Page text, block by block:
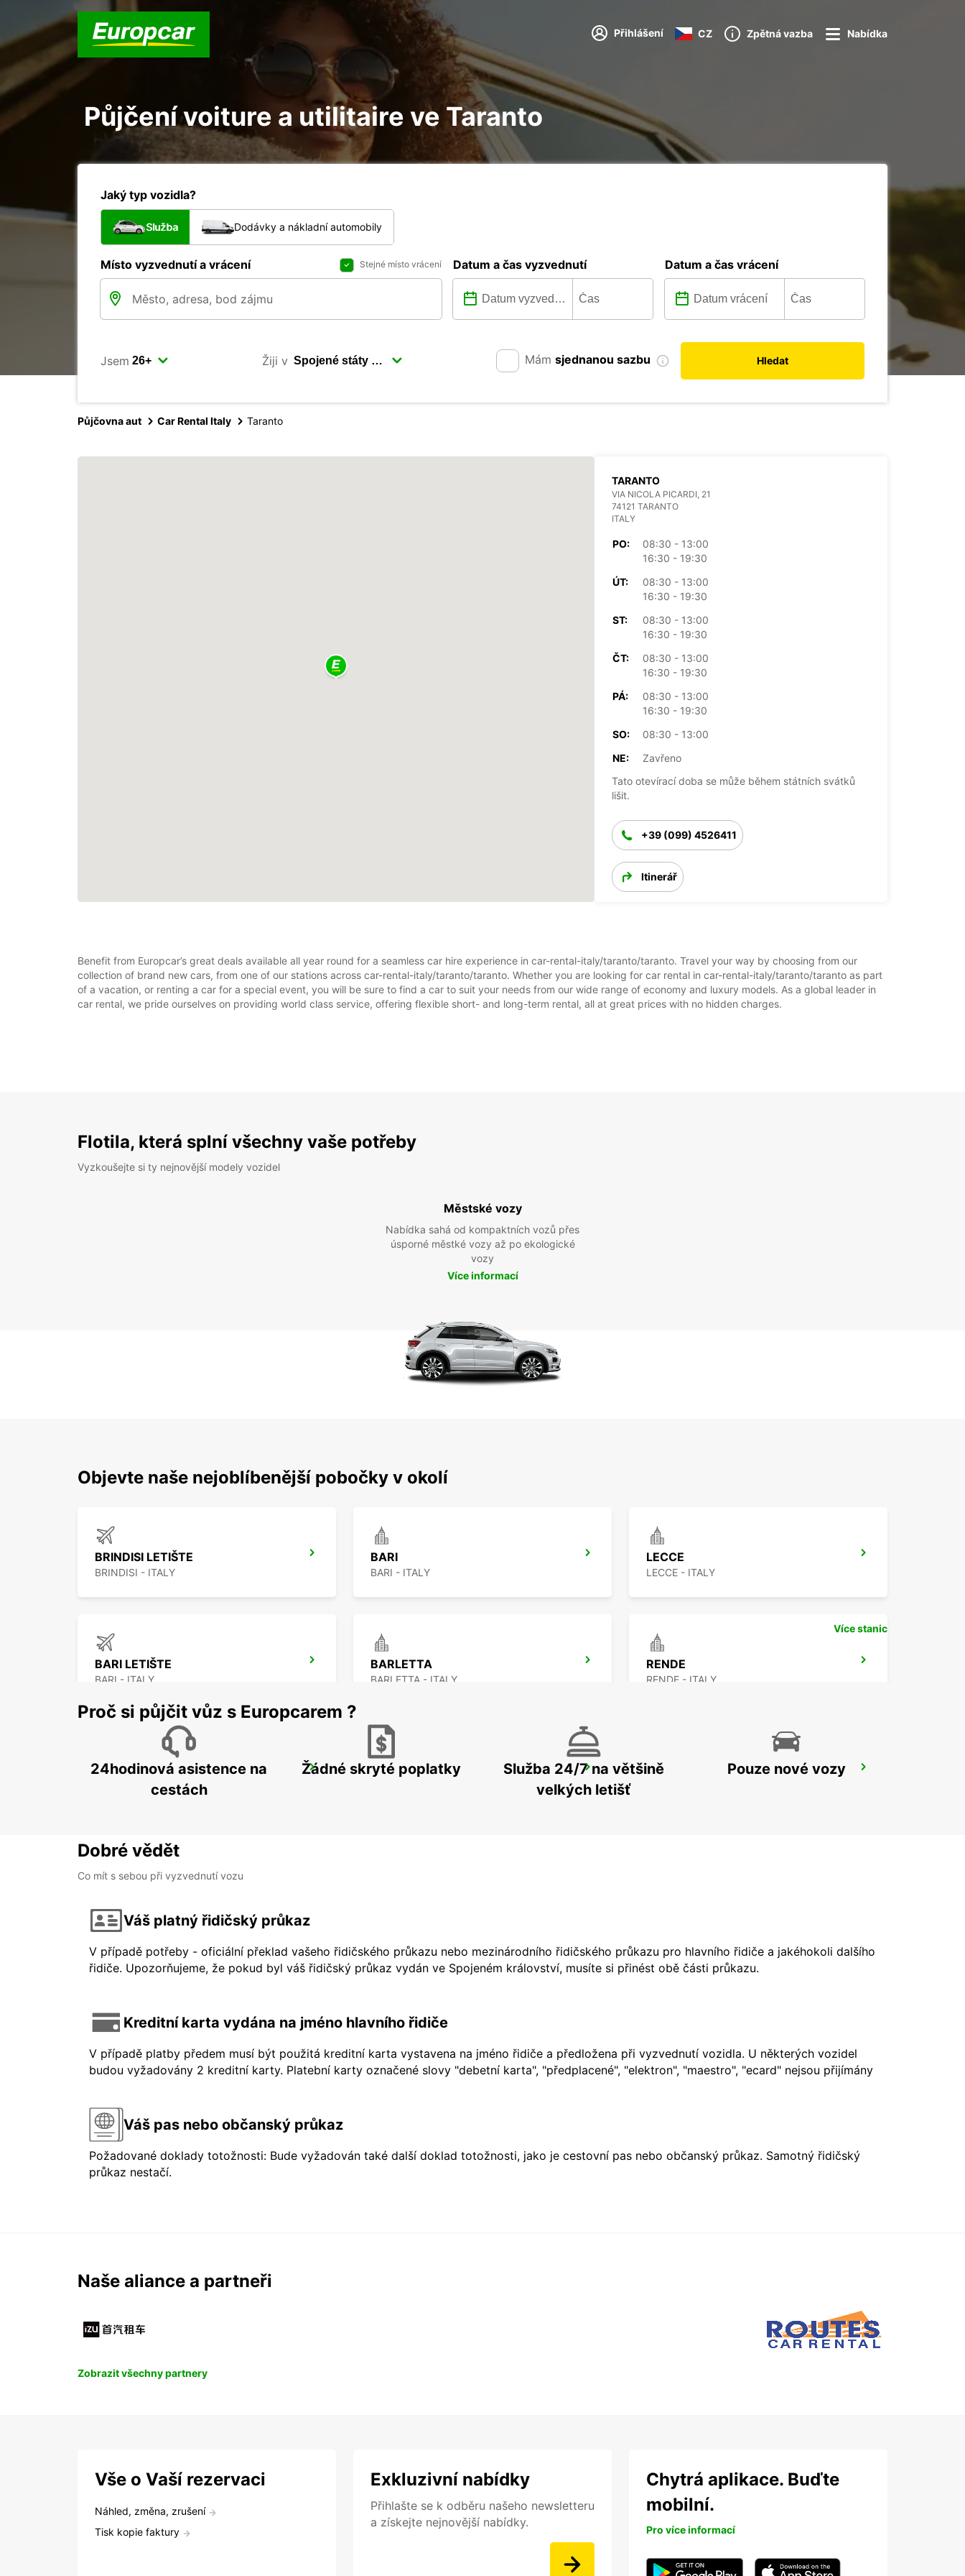
Přihlášení CZ Zpětná vazba Nabídka
Půjčení voiture a utilitaire ve Taranto
Jaký typ vozidla?
Služba Dodávky a nákladní automobily
Místo vyzvednutí a vrácení Stejné místo vrácení Datum a čas vyzvednutí Datum a čas vrácení
Jsem Žiji v Mám sjednanou sazbu Hledat
Půjčovna aut Car Rental Italy Taranto
TARANTO
VIA NICOLA PICARDI, 21
74121 TARANTO
ITALY
PO:
08:30 - 13:00
16:30 - 19:30
ÚT:
08:30 - 13:00
16:30 - 19:30
ST:
08:30 - 13:00
16:30 - 19:30
ČT:
08:30 - 13:00
16:30 - 19:30
PÁ:
08:30 - 13:00
16:30 - 19:30
SO:
08:30 - 13:00
NE:
Zavřeno
Tato otevírací doba se může během státních svátků
lišit.
+39 (099) 4526411
Itinerář
Benefit from Europcar’s great deals available all year round for a seamless car hire experience in car-rental-italy/taranto/taranto. Travel your way by choosing from our
collection of brand new cars, from one of our stations across car-rental-italy/taranto/taranto. Whether you are looking for car rental in car-rental-italy/taranto/taranto as part
of a vacation, or renting a car for a special event, you will be sure to find a car to suit your needs from our wide range of economy and luxury models. As a global leader in
car rental, we pride ourselves on providing world class service, offering flexible short- and long-term rental, all at great prices with no hidden charges.
Flotila, která splní všechny vaše potřeby
Vyzkoušejte si ty nejnovější modely vozidel
Městské vozy
Nabídka sahá od kompaktních vozů přes
úsporné městké vozy až po ekologické
vozy
Více informací
Objevte naše nejoblíbenější pobočky v okolí
BRINDISI LETIŠTE
BRINDISI - ITALY
BARI
BARI - ITALY
LECCE
LECCE - ITALY
BARI LETIŠTE
BARI - ITALY
BARLETTA
BARLETTA - ITALY
RENDE
RENDE - ITALY
FOGGIA
FOGGIA - ITALY
LAMEZIA LAMEZIA TERME LETIŠTE
Více stanic
Proč si půjčit vůz s Europcarem ?
24hodinová asistence na
cestách
Žádné skryté poplatky
Služba 24/7 na většině
velkých letišť
Pouze nové vozy
Dobré vědět
Co mít s sebou při vyzvednutí vozu
Váš platný řidičský průkaz
V případě potřeby - oficiální překlad vašeho řidičského průkazu nebo mezinárodního řidičského průkazu pro hlavního řidiče a jakéhokoli dalšího
řidiče. Upozorňujeme, že pokud byl váš řidičský průkaz vydán ve Spojeném království, musíte si přinést obě části průkazu.
Kreditní karta vydána na jméno hlavního řidiče
V případě platby předem musí být použitá kreditní karta vystavena na jméno řidiče a předložena při vyzvednutí vozidla. U některých vozidel
budou vyžadovány 2 kreditní karty. Platební karty označené slovy "debetní karta", "předplacené", "elektron", "maestro", "ecard" nejsou přijímány
Váš pas nebo občanský průkaz
Požadované doklady totožnosti: Bude vyžadován také další doklad totožnosti, jako je cestovní pas nebo občanský průkaz. Samotný řidičský
průkaz nestačí.
Naše aliance a partneři
Zobrazit všechny partnery
Vše o Vaší rezervaci
Náhled, změna, zrušení
Tisk kopie faktury
Exkluzivní nabídky
Přihlašte se k odběru našeho newsletteru
a získejte nejnovější nabídky.
Chytrá aplikace. Buďte
mobilní.
Pro více informací